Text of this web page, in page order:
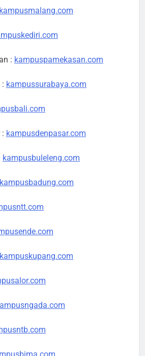
kampusmalang.com
: kampuspamekasan.com
kampussurabaya.com
kampusdenpasar.com
kampusbuleleng.com
kampusbadung.com
kampuskupang.com